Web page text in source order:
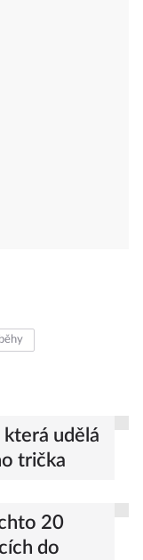
která udělá
trička
20
do